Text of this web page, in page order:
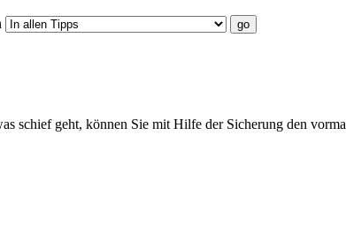
schief geht, können Sie mit Hilfe der Sicherung den